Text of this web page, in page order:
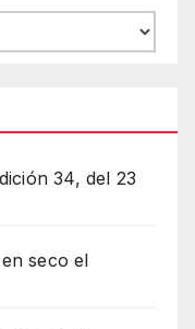
34, del 23
seco el